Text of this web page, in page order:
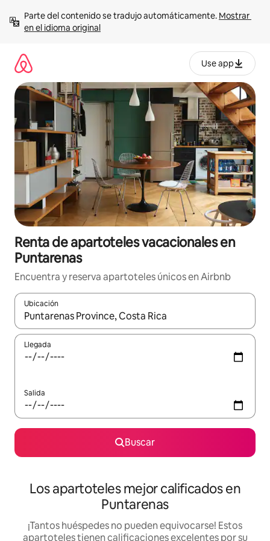
contenido
Parte del contenido se tradujo automáticamente. Mostrar
en el idioma original
Use app
Renta de apartoteles vacacionales en
Puntarenas
Encuentra y reserva apartoteles únicos en Airbnb
Ubicación
Cuando los resultados estén disponibles, podrás navegar
Llegada
Salida
Buscar
Los apartoteles mejor calificados en
Puntarenas
¡Tantos huéspedes no pueden equivocarse! Estos
apartoteles tienen calificaciones excelentes por su